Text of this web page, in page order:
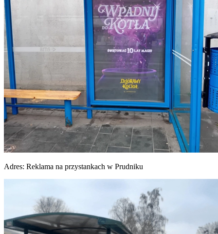
Adres: Reklama na przystankach w Prudniku